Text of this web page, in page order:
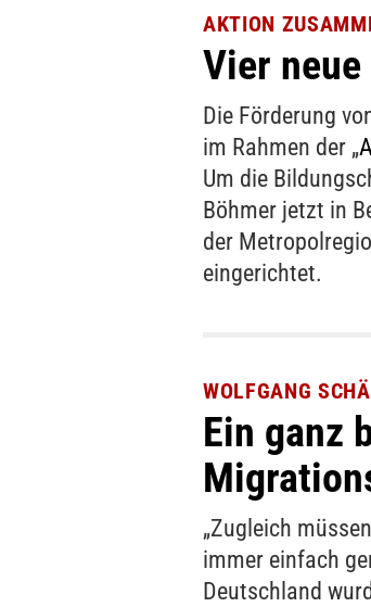
AKTION
Vier
Die Förderung
im Rahmen der „
Um die
Böhmer jetzt in
der
eingerichtet.
WOLFGANG
Ein ganz
„Zugleich
immer einfach
Deutschland